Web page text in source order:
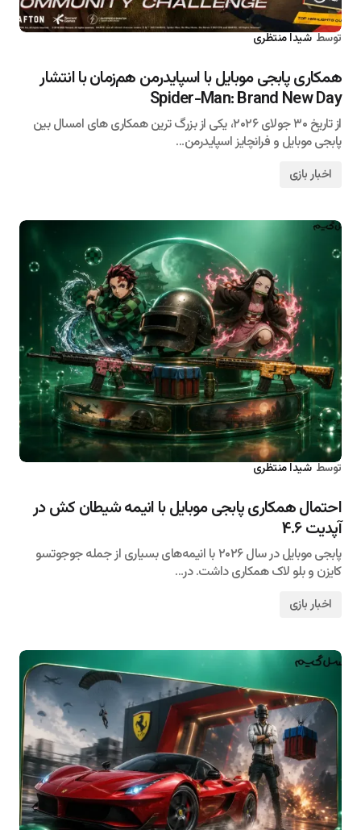
توسط شیدا منتظری
همکاری پابجی موبایل با اسپایدرمن هم‌زمان با انتشار
Spider-Man: Brand New Day
از تاریخ ۳۰ جولای ۲۰۲۶، یکی از بزرگ ترین همکاری های امسال بین
پابجی موبایل و فرانچایز اسپایدرمن…
اخبار بازی
توسط شیدا منتظری
احتمال همکاری پابجی موبایل با انیمه شیطان کش در
آپدیت ۴.۶
پابجی موبایل در سال ۲۰۲۶ با انیمه‌های بسیاری از جمله جوجوتسو
کایزن و بلو لاک همکاری داشت. در…
اخبار بازی